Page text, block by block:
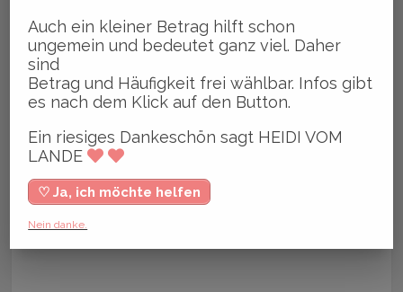
Auch ein kleiner Betrag hilft schon
ungemein und bedeutet ganz viel. Daher
sind
Betrag und Häufigkeit frei wählbar. Infos gibt
es nach dem Klick auf den Button.
Ein riesiges Dankeschön sagt HEIDI VOM
LANDE
♡ Ja, ich möchte helfen
Nein danke.